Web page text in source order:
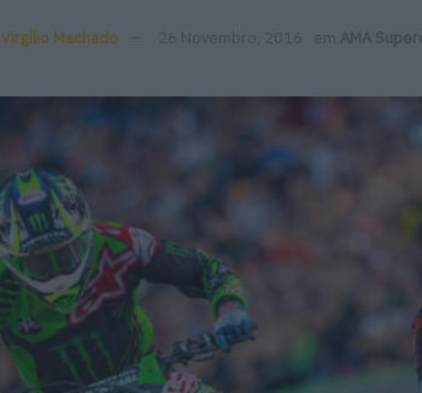
Virgílio Machado 26 Novembro, 2016 em AMA